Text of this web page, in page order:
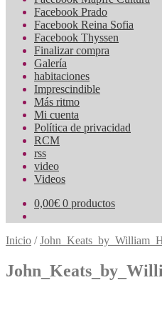
Facebook Prado
Facebook Reina Sofia
Facebook Thyssen
Finalizar compra
Galería
habitaciones
Imprescindible
Más ritmo
Mi cuenta
Política de privacidad
RCM
rss
video
Videos
0,00€ 0 productos
Inicio /